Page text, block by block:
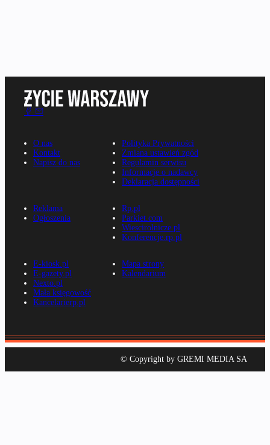
O nas
Kontakt
Napisz do nas
Polityka Prywatności
Zmiana ustawień zgód
Regulamin serwisu
Informacje o nadawcy
Deklaracja dostępności
Reklama
Ogłoszenia
Rp.pl
Parkiet.com
Wiescirolnicze.pl
Konferencje.rp.pl
E-kiosk.pl
E-gazety.pl
Nexto.pl
Mała księgowość
Kancelarierp.pl
Mapa strony
Kalendarium
© Copyright by GREMI MEDIA SA